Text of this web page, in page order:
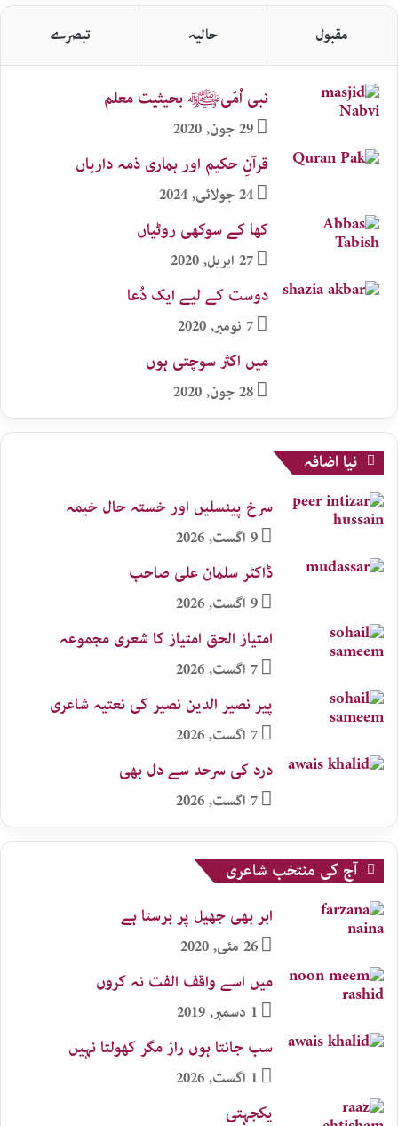
جات
مقبول حالیہ تبصرے
نبی اُمّیﷺ بحیثیت معلم
29 جون, 2020
قرآنِ حکیم اور ہماری ذمہ داریاں
24 جولائی, 2024
کھا کے سوکھی روٹیاں
27 اپریل, 2020
دوست کے لیے ایک دُعا
7 نومبر, 2020
میں اکثر سوچتی ہوں
28 جون, 2020
نیا اضافہ
سرخ پینسلیں اور خستہ حال خیمہ
9 اگست, 2026
ڈاکٹر سلمان علی صاحب
9 اگست, 2026
امتیاز الحق امتیاز کا شعری مجموعہ
7 اگست, 2026
پیر نصیر الدین نصیر کی نعتیہ شاعری
7 اگست, 2026
درد کی سرحد سے دل بھی
7 اگست, 2026
آج کی منتخب شاعری
ابر بھی جھیل پر برستا ہے
26 مئی, 2020
میں اسے واقف الفت نہ کروں
1 دسمبر, 2019
سب جانتا ہوں راز مگر کھولتا نہیں
1 اگست, 2026
یکجہتی